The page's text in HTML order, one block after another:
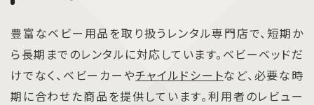
豊富なベビー用品を取り扱うレンタル専門店で、短期か
ら長期までのレンタルに対応しています。ベビーベッドだ
けでなく、ベビーカーやチャイルドシートなど、必要な時
期に合わせた商品を提供しています。利用者のレビュー